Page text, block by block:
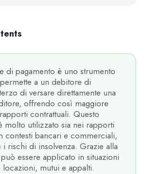
di pagamento è uno strumento
a un debitore di
di versare direttamente una
offrendo così maggiore
contrattuali. Questo
molto utilizzato sia nei rapporti
contesti bancari e commerciali,
rischi di insolvenza. Grazie alla
essere applicato in situazioni
mutui e appalti.